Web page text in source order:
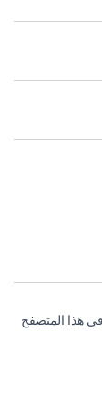
هذا المتصفح